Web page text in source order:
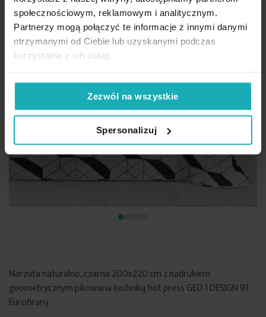
społecznościowym, reklamowym i analitycznym.
Partnerzy mogą połączyć te informacje z innymi danymi
otrzymanymi od Ciebie lub uzyskanymi podczas
korzystania z ich usług.
Zezwól na wszystkie
Spersonalizuj
Narzuta naturalno, czarna 200x220 cm z nadrukiem
geometrycznym pikowana techniką hot press GEO 1 DESIGN 91
Eurofirany